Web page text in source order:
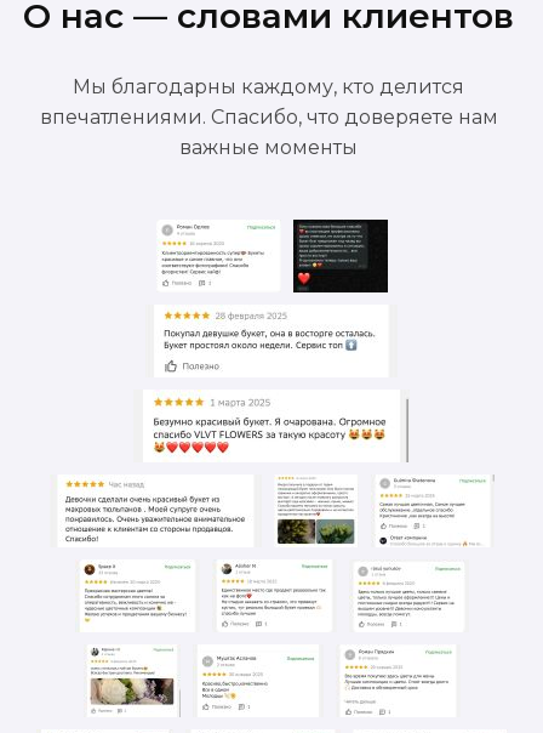
О нас — словами клиентов
Мы благодарны каждому, кто делится
впечатлениями. Спасибо, что доверяете нам
важные моменты